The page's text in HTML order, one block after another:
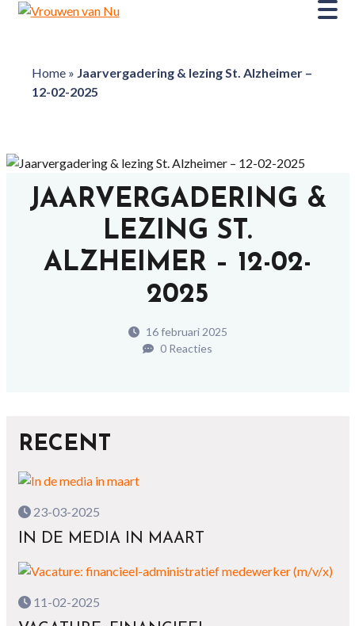
Home» Jaarvergadering & lezing St. Alzheimer –
12-02-2025
JAARVERGADERING &
LEZING ST.
ALZHEIMER – 12-02-
2025
16 februari 2025
0 Reacties
RECENT
23-03-2025
IN DE MEDIA IN MAART
11-02-2025